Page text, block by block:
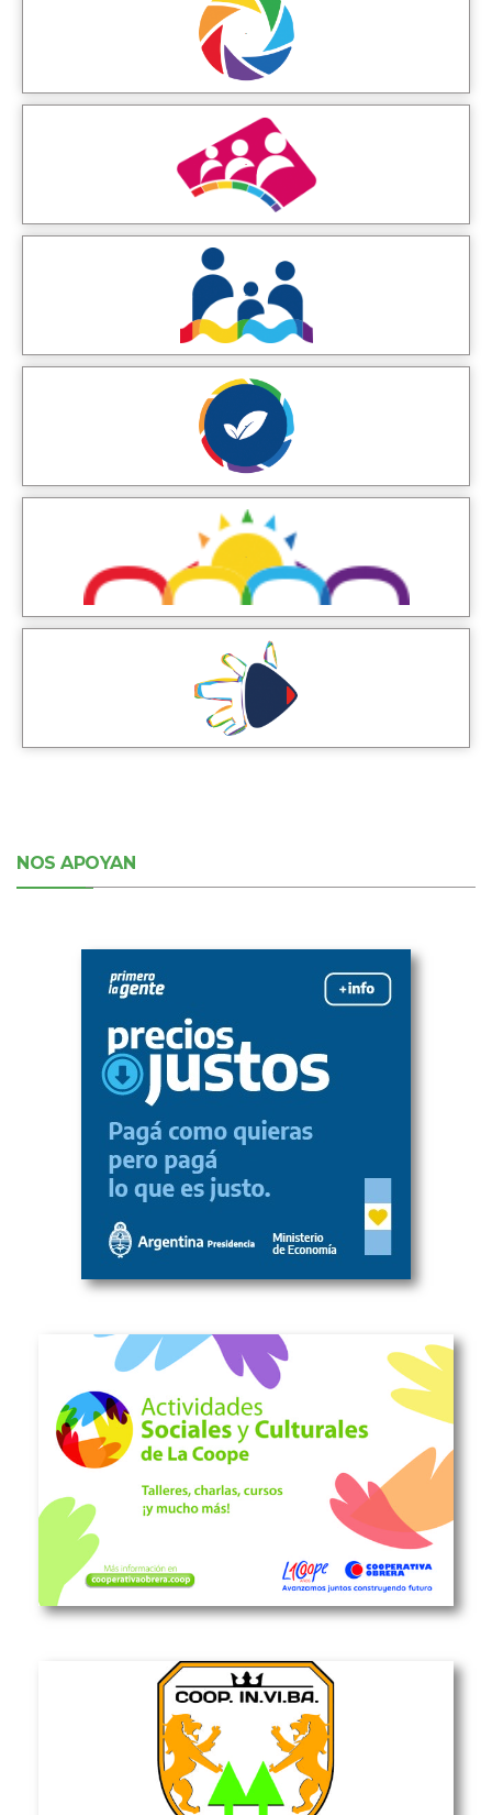
NOS APOYAN